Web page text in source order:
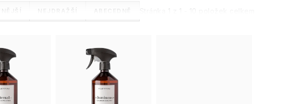
Stránka 1 1 10 položek celkem
NEJDRAŽŠÍ ABECEDNĚ